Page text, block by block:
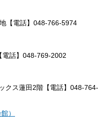
【電話】048-766-5974
電話】048-769-2002
クス蓮田2階【電話】048-764-
）